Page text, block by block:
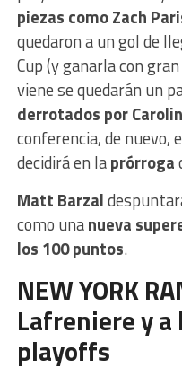
piezas como Zach
quedaron a un gol de
Cup (y ganarla con
viene se quedarán un
derrotados por
conferencia, de nuevo,
decidirá en laprórroga
Matt Barzal
como unanueva
los 100 puntos.
NEW YORK
Lafreniere y
playoffs